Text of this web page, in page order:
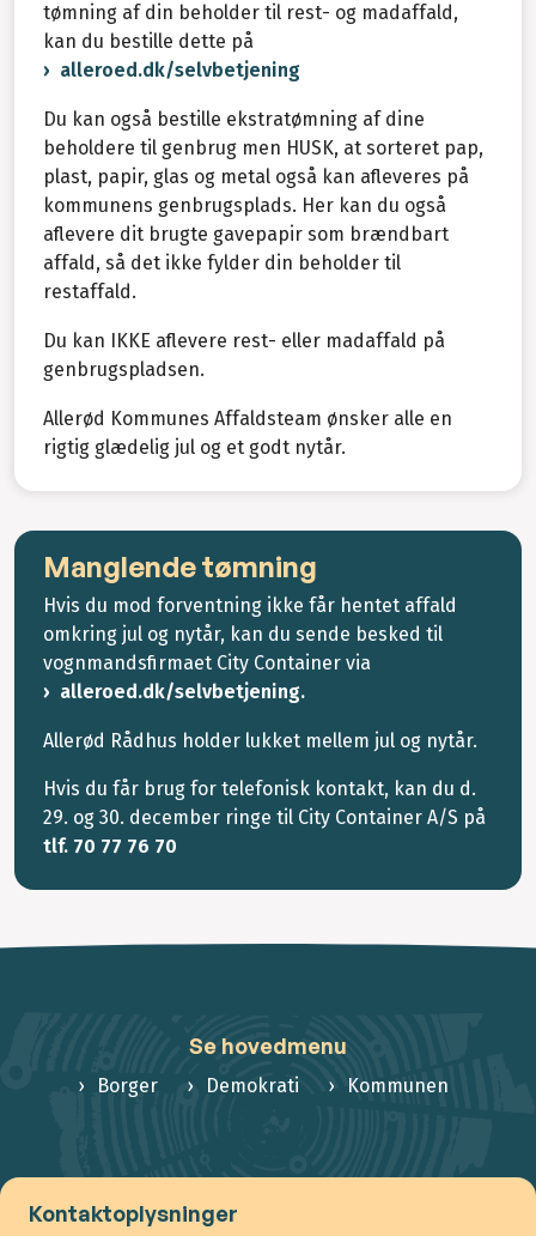
tømning af din beholder til rest- og madaffald,
kan du bestille dette på
alleroed.dk/selvbetjening
Du kan også bestille ekstratømning af dine
beholdere til genbrug men HUSK, at sorteret pap,
plast, papir, glas og metal også kan afleveres på
kommunens genbrugsplads. Her kan du også
aflevere dit brugte gavepapir som brændbart
affald, så det ikke fylder din beholder til
restaffald.
Du kan IKKE aflevere rest- eller madaffald på
genbrugspladsen.
Allerød Kommunes Affaldsteam ønsker alle en
rigtig glædelig jul og et godt nytår.
Manglende tømning
Hvis du mod forventning ikke får hentet affald
omkring jul og nytår, kan du sende besked til
vognmandsfirmaet City Container via
alleroed.dk/selvbetjening.
Allerød Rådhus holder lukket mellem jul og nytår.
Hvis du får brug for telefonisk kontakt, kan du d.
29. og 30. december ringe til City Container A/S på
tlf. 70 77 76 70
Se hovedmenu
Borger Demokrati Kommunen
Kontaktoplysninger